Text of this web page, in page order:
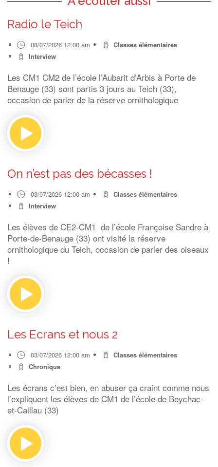
Radio le Teich
08/07/2026 12:00 am
Classes élémentaires
Interview
Les CM1 CM2 de l’école l’Aubarit d’Arbis à Porte de
Benauge (33) sont partis 3 jours au Teich (33),
occasion de parler de la réserve ornithologique
On n’est pas des bécasses !
03/07/2026 12:00 am
Classes élémentaires
Interview
Les élèves de CE2-CM1 de l’école Françoise Sandre à
Porte-de-Benauge (33) ont visité la réserve
ornithologique du Teich, occasion de parler des oiseaux
!
Les Ecrans et nous 2
03/07/2026 12:00 am
Classes élémentaires
Chronique
Les écrans c’est bien, en abuser ça craint comme nous
l’expliquent les élèves de CM1 de l’école de Beychac-
et-Caillau (33)